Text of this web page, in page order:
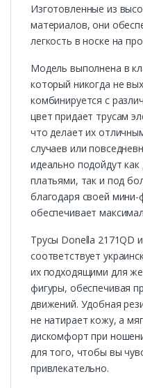
Изготовленные из
материалов, они
легкость в носке на
Модель выполнена в
который никогда не
комбинируется с
цвет придает трусам
что делает их
случаев или
идеально подойдут
платьями, так и под
благодаря своей
обеспечивает
Трусы Donella 2171QD
соответствует
их подходящими для
фигуры, обеспечивая
движений. Удобная
не натирает кожу, а
дискомфорт при
для того, чтобы вы
привлекательно.